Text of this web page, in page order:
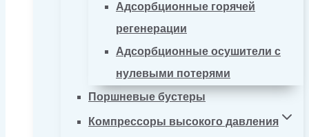
Адсорбционные горячей
регенерации
Адсорбционные осушители с
нулевыми потерями
Поршневые бустеры
Компрессоры высокого давления